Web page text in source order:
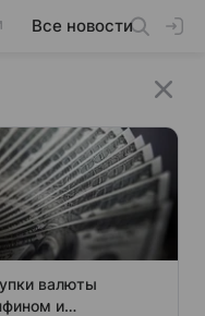
Все новости
валюты
и